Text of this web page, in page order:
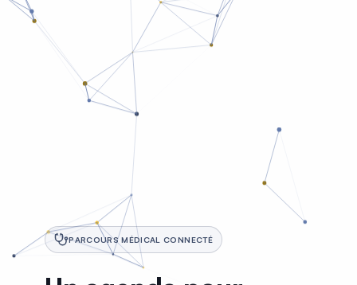
PARCOURS MÉDICAL CONNECTÉ